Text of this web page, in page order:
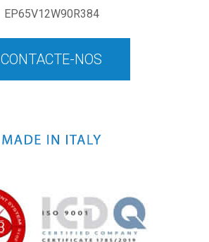
EP65V12W90R384
CONTACTE-NOS